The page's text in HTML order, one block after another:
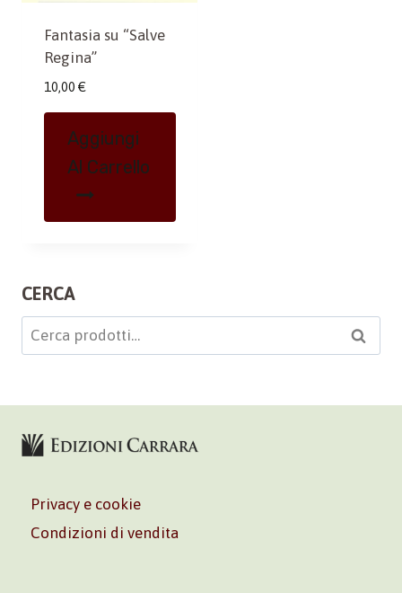
Fantasia su “Salve
Regina”
10,00 €
Aggiungi
Al Carrello
CERCA
Cerca: Cerca
Privacy e cookie
Condizioni di vendita